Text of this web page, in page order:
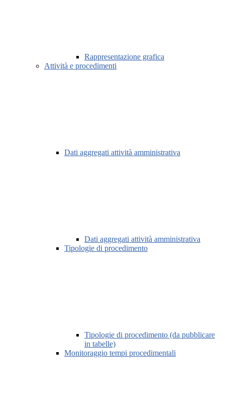
Rappresentazione grafica
Attività e procedimenti
Dati aggregati attività amministrativa
Dati aggregati attività amministrativa
Tipologie di procedimento
Tipologie di procedimento (da pubblicare
in tabelle)
Monitoraggio tempi procedimentali